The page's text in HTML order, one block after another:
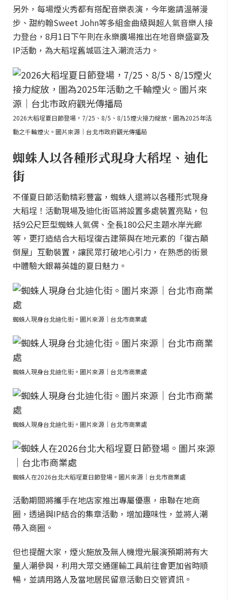
另外，每場煙火秀都有搭配音樂表演，今年邀請溫蒂漫
步、甜約翰Sweet John等多組金曲級與超人氣音樂人接
力登台，8月1日下午則在永樂廣場推出在地音樂盛宴及
IP活動，為大稻埕舊城區注入潮流活力。
2026大稻埕夏日節登場，7/25、8/5、8/15煙火接力綻放，圖為2025年活
動之千輪煙火。圖片來源｜台北市政府觀光傳播局
蜘蛛人以各種形式現身大稻埕、迪化
街
不僅夏日節活動精彩豐富，蜘蛛人還將以各種形式現身
大稻埕！活動現場及迪化街區將設置多處裝置亮點，包
括9公尺巨型蜘蛛人氣偶、全長180公尺主題水岸光廊
等，更打造結合大稻埕復古建築與在地元素的「復古顛
倒屋」互動裝置，讓民眾打破地心引力，在熟悉的街景
中體驗大銀幕英雄的夏日魅力。
蜘蛛人現身台北迪化街。圖片來源｜台北市商業處
蜘蛛人現身台北迪化街。圖片來源｜台北市商業處
蜘蛛人現身台北迪化街。圖片來源｜台北市商業處
蜘蛛人在2026台北大稻埕夏日節登場。圖片來源｜台北市商業處
活動期間將攜手在地店家推出專屬優惠，串聯在地商
圈，透過與IP結合的集章活動，增加趣味性，並將人潮
帶入商圈。
但也提醒大家，煙火施放及無人機燈光展演預期將有大
量人潮參與，利用大眾交通運輸工具前往會更加省時順
暢，並請用路人及當地居民留意活動日交管資訊。